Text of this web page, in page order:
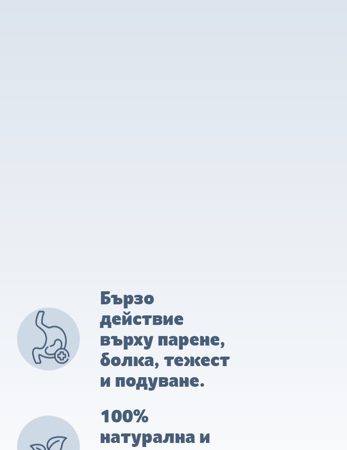
Бързо
действие
върху парене,
болка, тежест
и подуване.
100%
натурална и